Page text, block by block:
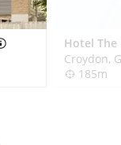
Croydon,
185m